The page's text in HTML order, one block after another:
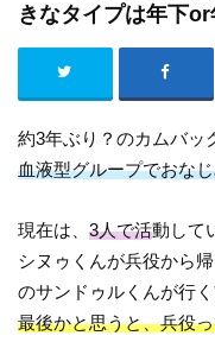
きなタイプは年下
約3年ぶり？のカムバッ
血液型グループでおな
現在は、3人で活動して
シヌゥくんが兵役から
のサンドゥルくんが行
最後かと思うと、兵役